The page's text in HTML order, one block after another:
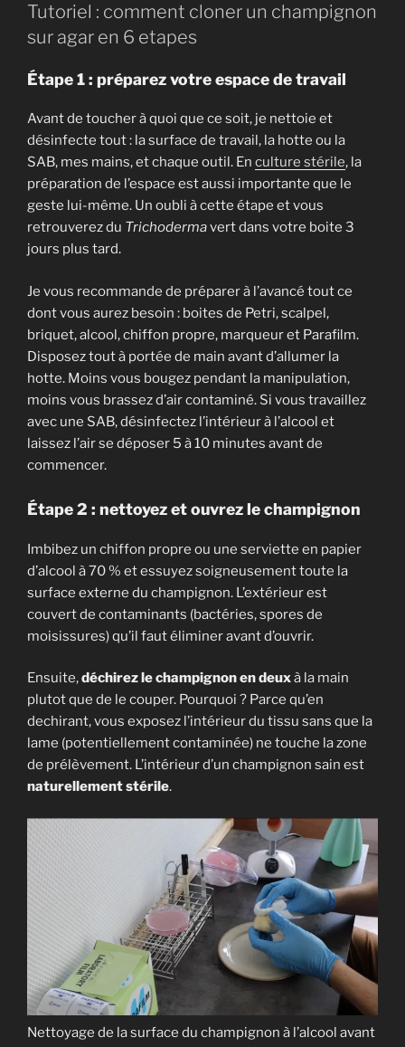
Tutoriel : comment cloner un champignon
sur agar en 6 etapes
Étape 1 : préparez votre espace de travail
Avant de toucher à quoi que ce soit, je nettoie et
désinfecte tout : la surface de travail, la hotte ou la
SAB, mes mains, et chaque outil. En culture stérile, la
préparation de l’espace est aussi importante que le
geste lui-même. Un oubli à cette étape et vous
retrouverez du Trichodermavert dans votre boite 3
jours plus tard.
Je vous recommande de préparer à l’avancé tout ce
dont vous aurez besoin : boites de Petri, scalpel,
briquet, alcool, chiffon propre, marqueur et Parafilm.
Disposez tout à portée de main avant d’allumer la
hotte. Moins vous bougez pendant la manipulation,
moins vous brassez d’air contaminé. Si vous travaillez
avec une SAB, désinfectez l’intérieur à l’alcool et
laissez l’air se déposer 5 à 10 minutes avant de
commencer.
Étape 2 : nettoyez et ouvrez le champignon
Imbibez un chiffon propre ou une serviette en papier
d’alcool à 70 % et essuyez soigneusement toute la
surface externe du champignon. L’extérieur est
couvert de contaminants (bactéries, spores de
moisissures) qu’il faut éliminer avant d’ouvrir.
Ensuite,déchirez le champignon en deuxà la main
plutot que de le couper. Pourquoi ? Parce qu’en
dechirant, vous exposez l’intérieur du tissu sans que la
lame (potentiellement contaminée) ne touche la zone
de prélèvement. L’intérieur d’un champignon sain est
naturellement stérile.
Nettoyage de la surface du champignon à l’alcool avant